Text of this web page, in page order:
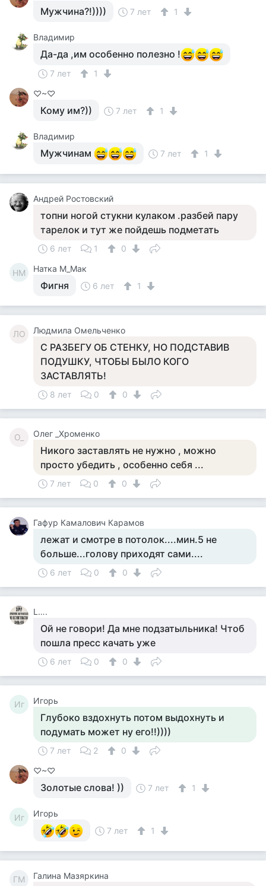
Мужчина?!)))) 7 лет 1
Владимир
Да-да ,им особенно полезно !
7 лет
1
♡~♡
Кому им?)) 7 лет 1
Владимир
Мужчинам 7 лет 1
Андрей Ростовский
топни ногой стукни кулаком .разбей пару
тарелок и тут же пойдешь подметать
6 лет 1 0
НМ Натка М_Мак
Фигня 6 лет 1
ЛО Людмила Омельченко
С РАЗБЕГУ ОБ СТЕНКУ, НО ПОДСТАВИВ
ПОДУШКУ, ЧТОБЫ БЫЛО КОГО
ЗАСТАВЛЯТЬ!
8 лет 0 0
О_ Олег _Хроменко
Никого заставлять не нужно , можно
просто убедить , особенно себя ...
7 лет 0 0
Гафур Камалович Карамов
лежат и смотре в потолок....мин.5 не
больше...голову приходят сами....
6 лет 0 0
L….
Ой не говори! Да мне подзатыльника! Чтоб
пошла пресс качать уже
6 лет 0 0
Иг Игорь
Глубоко вздохнуть потом выдохнуть и
подумать может ну его!!))))
7 лет 2
0
♡~♡
Золотые слова! )) 7 лет 1
Иг
Игорь
7 лет
1
ГМ Галина Мазяркина